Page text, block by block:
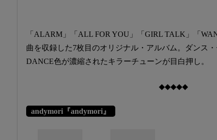
「ALARM」「ALL FOR YOU」「GIRL TALK」「
曲を収録した7枚目のオリジナル・アルバム。ダンス
DANCE色が濃縮されたキラーチューンが目白押し。
◆◆◆◆◆
andymori『andymori』